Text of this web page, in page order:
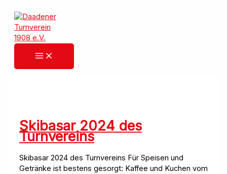
Inhalt
springen
Skibasar 2024 des
Turnvereins
Skibasar 2024 des Turnvereins Für Speisen und
Getränke ist bestens gesorgt: Kaffee und Kuchen vom